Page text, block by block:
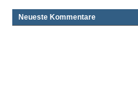
Neueste Kommentare